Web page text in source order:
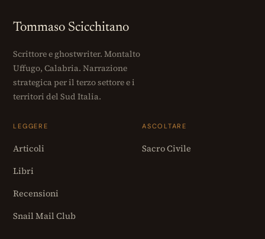
Tommaso Scicchitano
Scrittore e ghostwriter. Montalto
Uffugo, Calabria. Narrazione
strategica per il terzo settore e i
territori del Sud Italia.
LEGGERE
Articoli
Libri
Recensioni
Snail Mail Club
ASCOLTARE
Sacro Civile